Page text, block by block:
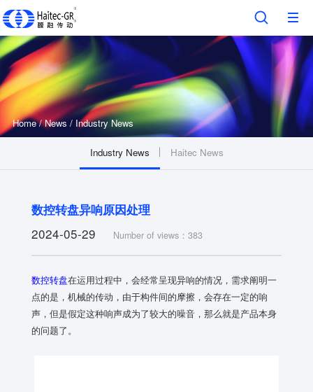
Home / News / Industry News
Industry News Haitec News
数控转盘异响原因处理
2024-05-29 Number of views：383
数控转盘在运用过程中，会经常呈现异响的情况，需求阐明一
点的是，机械的传动，由于构件间的摩擦，会存在一定的响
声，但是假定这种响声成为了较大的噪音，那么就是产品本身
的问题了。